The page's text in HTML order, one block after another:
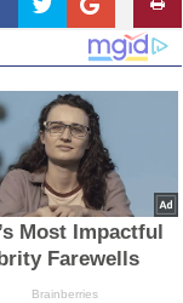
Most Impactful
Farewells
Brainberries